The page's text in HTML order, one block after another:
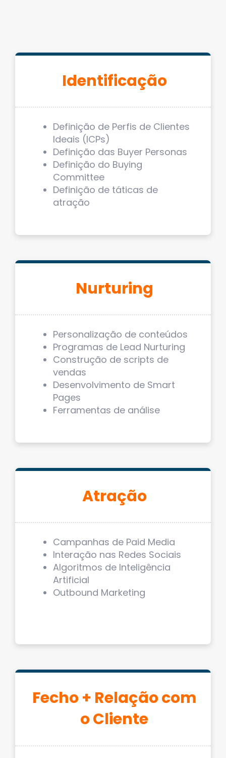
Identificação
Definição de Perfis de Clientes
Ideais (ICPs)
Definição das Buyer Personas
Definição do Buying
Committee
Definição de táticas de
atração
Nurturing
Personalização de conteúdos
Programas de Lead Nurturing
Construção de scripts de
vendas
Desenvolvimento de Smart
Pages
Ferramentas de análise
Atração
Campanhas de Paid Media
Interação nas Redes Sociais
Algoritmos de Inteligência
Artificial
Outbound Marketing
Fecho + Relação com
o Cliente